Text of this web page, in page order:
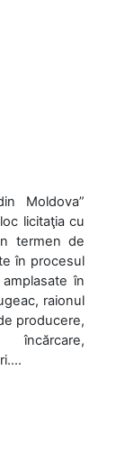
Moldova”
licitaţia cu
termen de
în procesul
în
raionul
producere,